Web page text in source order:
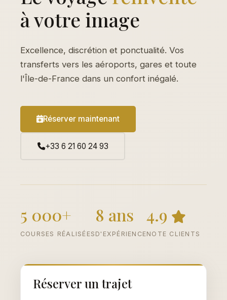
à votre image
Excellence, discrétion et ponctualité. Vos
transferts vers les aéroports, gares et toute
l'Île-de-France dans un confort inégalé.
Réserver maintenant
+33 6 21 60 24 93
5 000+
COURSES RÉALISÉES
8 ans
D'EXPÉRIENCE
4.9
NOTE CLIENTS
Réserver un trajet